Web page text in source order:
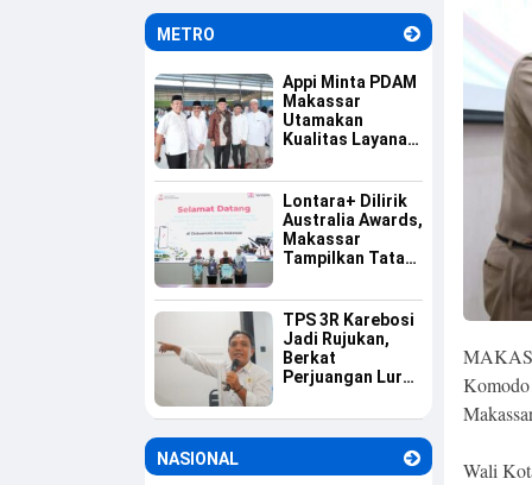
Informasi
METRO
Appi Minta PDAM
Makassar
Utamakan
Kualitas Layanan
Likuiditas
Perusahaan
Lontara+ Dilirik
Australia Awards,
Makassar
Tampilkan Tata
Pemerintahan
Berbasis Digital
TPS 3R Karebosi
Jadi Rujukan,
Berkat
Perjuangan Lurah
Budaya Pilah
Sampah
NASIONAL
Wali